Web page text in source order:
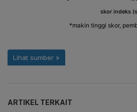
ARTIKEL TERKAIT